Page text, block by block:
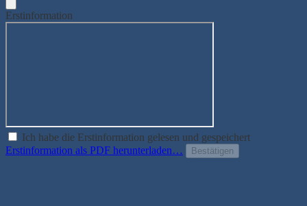
Erstinformation
Ich habe die Erstinformation gelesen und gespeichert
Erstinformation als PDF herunterladen…
Bestätigen